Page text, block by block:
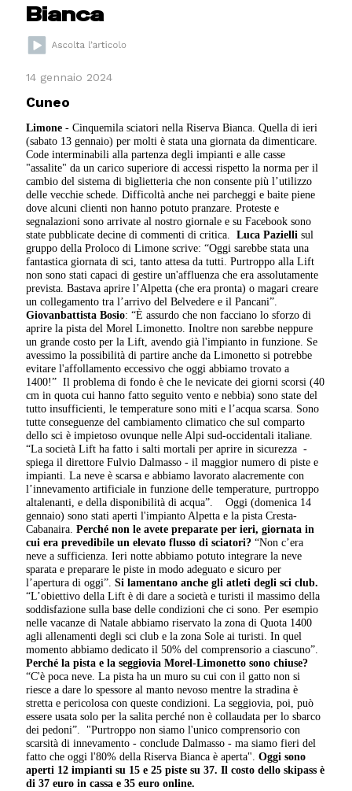
Bianca
14 gennaio 2024
Cuneo
Limone - Cinquemila sciatori nella Riserva Bianca. Quella di ieri
(sabato 13 gennaio) per molti è stata una giornata da dimenticare.
Code interminabili alla partenza degli impianti e alle casse
"assalite" da un carico superiore di accessi rispetto la norma per il
cambio del sistema di biglietteria che non consente più l’utilizzo
delle vecchie schede. Difficoltà anche nei parcheggi e baite piene
dove alcuni clienti non hanno potuto pranzare. Proteste e
segnalazioni sono arrivate al nostro giornale e su Facebook sono
state pubblicate decine di commenti di critica. Luca Pazielli sul
gruppo della Proloco di Limone scrive: “Oggi sarebbe stata una
fantastica giornata di sci, tanto attesa da tutti. Purtroppo alla Lift
non sono stati capaci di gestire un'affluenza che era assolutamente
prevista. Bastava aprire l’Alpetta (che era pronta) o magari creare
un collegamento tra l’arrivo del Belvedere e il Pancani”.
Giovanbattista Bosio: “È assurdo che non facciano lo sforzo di
aprire la pista del Morel Limonetto. Inoltre non sarebbe neppure
un grande costo per la Lift, avendo già l'impianto in funzione. Se
avessimo la possibilità di partire anche da Limonetto si potrebbe
evitare l'affollamento eccessivo che oggi abbiamo trovato a
1400!” Il problema di fondo è che le nevicate dei giorni scorsi (40
cm in quota cui hanno fatto seguito vento e nebbia) sono state del
tutto insufficienti, le temperature sono miti e l’acqua scarsa. Sono
tutte conseguenze del cambiamento climatico che sul comparto
dello sci è impietoso ovunque nelle Alpi sud-occidentali italiane.
“La società Lift ha fatto i salti mortali per aprire in sicurezza -
spiega il direttore Fulvio Dalmasso - il maggior numero di piste e
impianti. La neve è scarsa e abbiamo lavorato alacremente con
l’innevamento artificiale in funzione delle temperature, purtroppo
altalenanti, e della disponibilità di acqua”.
Oggi (domenica 14
gennaio) sono stati aperti l'impiantoAlpetta e la pista Cresta-
Cabanaira.Perché non le avete preparate per ieri, giornata in
cui era prevedibile un elevato flusso di sciatori? “Non c’era
neve a sufficienza. Ieri notte abbiamo potuto integrare la neve
sparata e preparare le piste in modo adeguato e sicuro per
l’apertura di oggi”. Si lamentano anche gli atleti degli sci club.
“L’obiettivo della Lift è di dare a società e turisti il massimo della
soddisfazione sulla base delle condizioni che ci sono. Per esempio
nelle vacanze di Natale abbiamo riservato la zona di Quota 1400
agli allenamenti degli sci club e la zona Sole ai turisti. In quel
momento abbiamo dedicato il 50% del comprensorio a ciascuno”.
Perché la pista e la seggiovia Morel-Limonetto sono chiuse?
“C'è poca neve. La pista ha un muro su cui con il gatto non si
riesce a dare lo spessore al manto nevoso mentre la stradina è
stretta e pericolosa con queste condizioni. La seggiovia, poi, può
essere usata solo per la salita perché non è collaudata per lo sbarco
dei pedoni”.
"Purtroppo non siamo l'unico comprensorio con
scarsità di innevamento - conclude Dalmasso - ma siamo fieri del
fatto che oggi l'80% della Riserva Bianca è aperta".Oggi sono
aperti 12 impianti su 15 e 25 piste su 37. Il costo dello skipass è
di 37 euro in cassa e 35 euro online.